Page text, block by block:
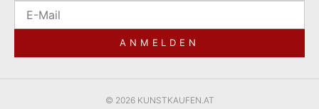
ANMELDEN
© 2026 KUNSTKAUFEN.AT